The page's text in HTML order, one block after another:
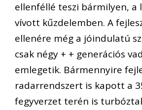
ellenféllé teszi bármilyen, a
vívott kűzdelemben. A
ellenére még a jóindulatú
csak négy + + generációs
emlegetik. Bármennyire
radarrendszert is kapott a
fegyverzet terén is